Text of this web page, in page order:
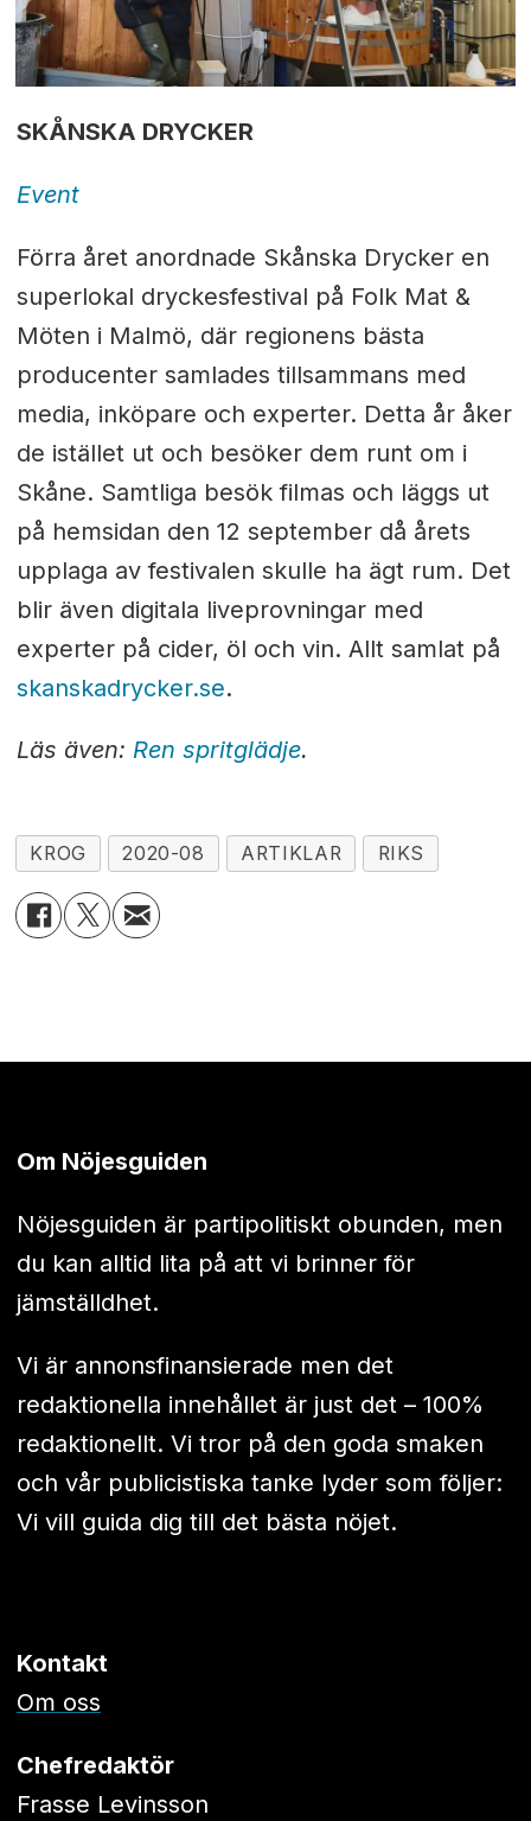
SKÅNSKA DRYCKER
Event
Förra året anordnade Skånska Drycker en
superlokal dryckesfestival på Folk Mat &
Möten i Malmö, där regionens bästa
producenter samlades tillsammans med
media, inköpare och experter. Detta år åker
de istället ut och besöker dem runt om i
Skåne. Samtliga besök filmas och läggs ut
på hemsidan den 12 september då årets
upplaga av festivalen skulle ha ägt rum. Det
blir även digitala liveprovningar med
experter på cider, öl och vin. Allt samlat på
skanskadrycker.se.
Läs även: Ren spritglädje.
KROG 2020-08 ARTIKLAR RIKS
Om Nöjesguiden
Nöjesguiden är partipolitiskt obunden, men
du kan alltid lita på att vi brinner för
jämställdhet.
Vi är annonsfinansierade men det
redaktionella innehållet är just det – 100%
redaktionellt. Vi tror på den goda smaken
och vår publicistiska tanke lyder som följer:
Vi vill guida dig till det bästa nöjet.
Kontakt
Om oss
Chefredaktör
Frasse Levinsson